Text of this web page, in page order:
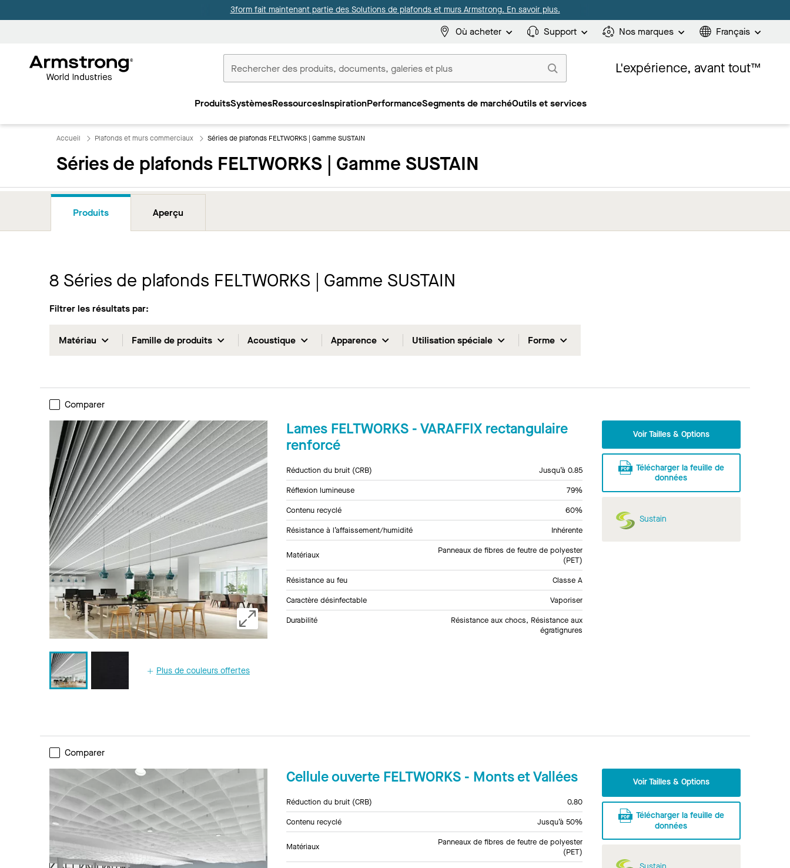
3form fait maintenant partie des Solutions de plafonds et murs Armstrong. En savoir plus.
Où acheter Support Nos marques Français
Commerciaux
L'expérience, avant tout™
ProduitsSystèmesRessourcesInspirationPerformanceSegments de marchéOutils et services
Accueil Plafonds et murs commerciaux Séries de plafonds FELTWORKS | Gamme SUSTAIN
Séries de plafonds FELTWORKS | Gamme SUSTAIN
Produits Aperçu
8 Séries de plafonds FELTWORKS | Gamme SUSTAIN
Filtrer les résultats par:
Matériau Famille de produits Acoustique Apparence Utilisation spéciale Forme
Comparer
Plus de couleurs offertes
Lames FELTWORKS - VARAFFIX rectangulaire
renforcé
Réduction du bruit (CRB)
Jusqu’à 0.85
Réflexion lumineuse
79%
Contenu recyclé
60%
Résistance à l’affaissement/humidité
Inhérente
Matériaux
Panneaux de fibres de feutre de polyester
(PET)
Résistance au feu
Classe A
Caractère désinfectable
Vaporiser
Durabilité
Résistance aux chocs, Résistance aux
égratignures
Voir Tailles & Options
Télécharger la feuille de
données
Sustain
Comparer
Cellule ouverte FELTWORKS - Monts et Vallées
Réduction du bruit (CRB)
0.80
Contenu recyclé
Jusqu’à 50%
Matériaux
Panneaux de fibres de feutre de polyester
(PET)
Voir Tailles & Options
Télécharger la feuille de
données